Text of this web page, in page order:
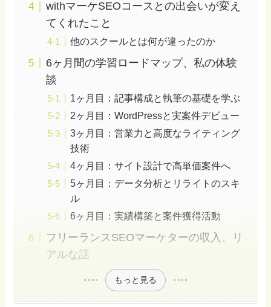
withマーケSEOコースとの出会いが変え
てくれたこと
他のスクールとは何が違ったのか
6ヶ月間の学習ロードマップ、私の体験
談
1ヶ月目：記事構成と執筆の基礎を学ぶ
2ヶ月目：WordPressと実案件デビュー
3ヶ月目：営業力と高度なライティング
技術
4ヶ月目：サイト設計で高単価案件へ
5ヶ月目：データ分析とリライトのスキ
ル
6ヶ月目：実績構築と案件獲得活動
フリーランスSEOマーケターの収入、リ
アルな話
もっと見る